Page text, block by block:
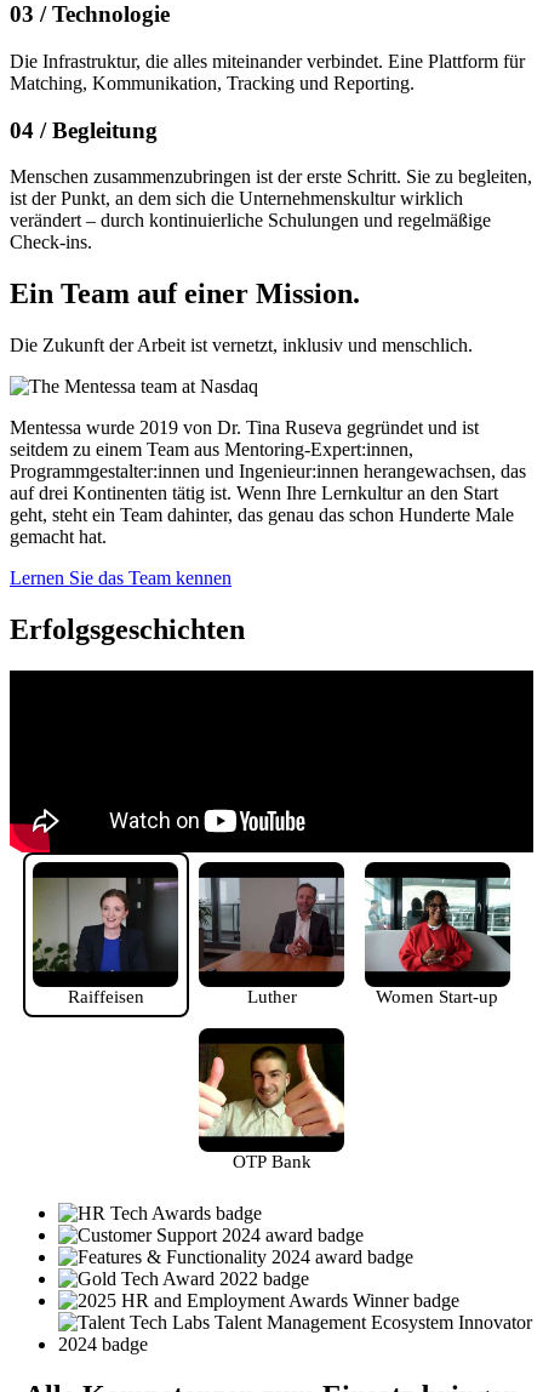
03 /Technologie
Die Infrastruktur, die alles miteinander verbindet. Eine Plattform für
Matching, Kommunikation, Tracking und Reporting.
04 /Begleitung
Menschen zusammenzubringen ist der erste Schritt. Sie zu begleiten,
ist der Punkt, an dem sich die Unternehmenskultur wirklich
verändert – durch kontinuierliche Schulungen und regelmäßige
Check-ins.
Ein Team auf einer Mission.
Die Zukunft der Arbeit ist vernetzt, inklusiv und menschlich.
Mentessa wurde 2019 von Dr. Tina Ruseva gegründet und ist
seitdem zu einem Team aus Mentoring-Expert:innen,
Programmgestalter:innen und Ingenieur:innen herangewachsen, das
auf drei Kontinenten tätig ist. Wenn Ihre Lernkultur an den Start
geht, steht ein Team dahinter, das genau das schon Hunderte Male
gemacht hat.
Lernen Sie das Team kennen
Erfolgsgeschichten
Raiffeisen Luther Women Start-up
OTP Bank